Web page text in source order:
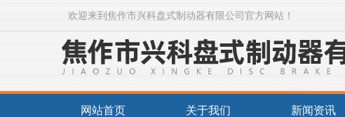
欢迎来到焦作市兴科盘式制动器有限公司官方网站！
网站首页 关于我们 新闻资讯